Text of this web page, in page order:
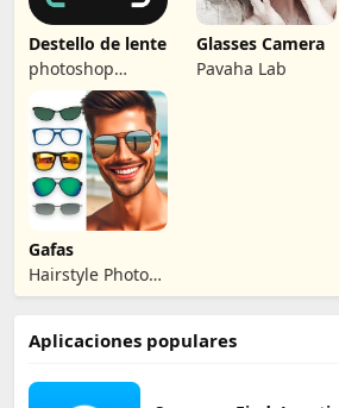
Destello de lente
photoshop
mobile apps
Glasses Camera
Pavaha Lab
Gafas
Hairstyle Photo
Apps
Aplicaciones populares